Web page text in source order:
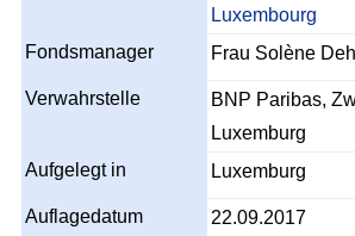
Luxembourg
Fondsmanager
Frau Solène
Verwahrstelle
BNP Paribas,
Luxemburg
Aufgelegt in
Luxemburg
Auflagedatum 22.09.2017